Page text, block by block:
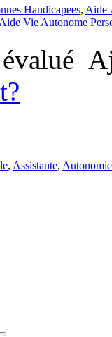
Handicapees, Aide
Aide Vie Autonome
, Assistante, Autonomie